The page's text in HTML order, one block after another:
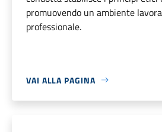
promuovendo un ambiente
professionale.
VAI ALLA PAGINA